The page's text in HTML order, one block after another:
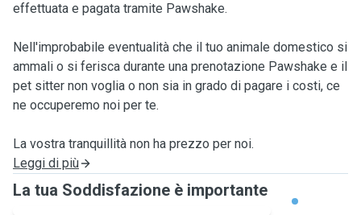
effettuata e pagata tramite Pawshake.
Nell'improbabile eventualità che il tuo animale domestico si
ammali o si ferisca durante una prenotazione Pawshake e il
pet sitter non voglia o non sia in grado di pagare i costi, ce
ne occuperemo noi per te.
La vostra tranquillità non ha prezzo per noi.
Leggi di più
La tua Soddisfazione è importante